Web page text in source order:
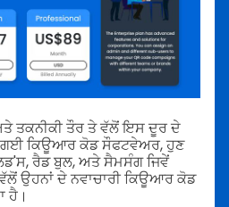
ਤਕਨੀਕੀ ਤੌਰ ਤੇ ਵੱਲੋਂ ਇਸ ਦੂਰ ਦੇ
ਗਈ ਕਿਊਆਰ ਕੋਡ ਸੌਫਟਵੇਅਰ, ਹੁਣ
ਰੈਡ ਬੁਲ, ਅਤੇ ਸੈਮਸੰਗ ਜਿਵੇਂ
ਉਹਨਾਂ ਦੇ ਨਵਾਚਾਰੀ ਕਿਊਆਰ ਕੋਡ
ਹੈ।